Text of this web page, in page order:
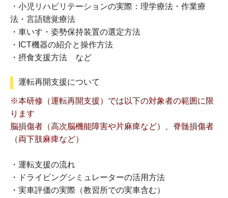
・小児リハビリテーションの実際：理学療法・作業療
法・言語聴覚療法
・車いす・姿勢保持装置の選定方法
・ICT機器の紹介と操作方法
・摂食支援方法 など
運転再開支援について
※本研修（運転再開支援）では以下の対象者の範囲に限
ります
脳損傷者（高次脳機能障害や片麻痺など）、脊髄損傷者
（両下肢麻痺など）
・運転支援の流れ
・ドライビングシミュレーターの活用方法
・実車評価の実際（教習所での実車含む）